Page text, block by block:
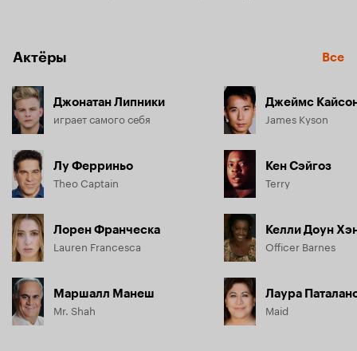
Актёры Все
Джонатан Липники
играет самого себя
Лу Ферриньо
Theo Captain
Лорен Франческа
Lauren Francesca
Маршалл Манеш
Mr. Shah
Джеймс
James Kyson
Кен Сэйгоз
Terry
Келли Доун
Officer Barnes
Лаура
Maid